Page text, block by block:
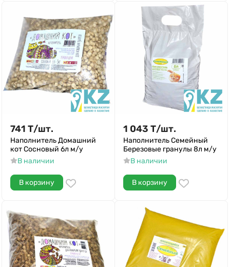
741 Т/шт.
Наполнитель Домашний
кот Сосновый 6л м/у
В наличии
В корзину
1 043 Т/шт.
Наполнитель Семейный
Березовые гранулы 8л м/у
В наличии
В корзину